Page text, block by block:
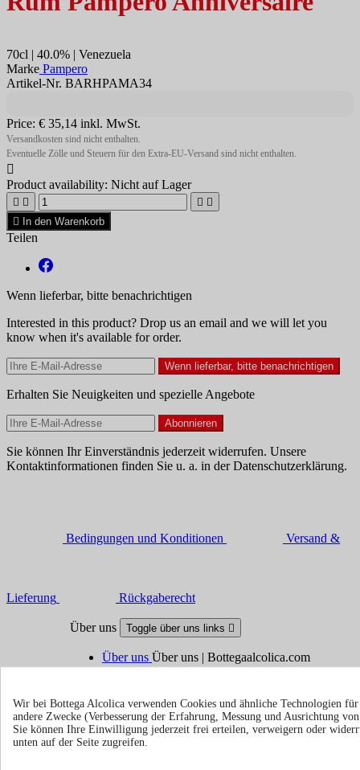
70cl | 40.0% | Venezuela
Marke Pampero
Artikel-Nr. BARHPAMA34
Price: € 35,14 inkl. MwSt.
Versandkosten sind nicht enthalten.
Eventuelle Zölle und Steuern für den Extra-EU-Versand sind nicht enthalten.

Product availability: Nicht auf Lager
   

In den Warenkorb
Teilen
Wenn lieferbar, bitte benachrichtigen
Interested in this product? Drop us an email and we will let you
know when it's available for order.
Wenn lieferbar, bitte benachrichtigen
Erhalten Sie Neuigkeiten und spezielle Angebote
Sie können Ihr Einverständnis jederzeit widerrufen. Unsere
Kontaktinformationen finden Sie u. a. in der Datenschutzerklärung.
Bedingungen und Konditionen Versand &
Lieferung Rückgaberecht
Über uns Toggle über uns links 
Über uns Über uns | Bottegaalcolica.com
Häufige FrageHäufige Frage |
Information Toggle information links
Wir bei Bottega Alcolica verwenden Cookies und ähnliche Technologien
andere Zwecke (Verbesserung der Erfahrung, Messung und Ausrichtung
Sie können Ihre Einwilligung jederzeit frei erteilen, verweigern oder
unten auf der Seite zugreifen.